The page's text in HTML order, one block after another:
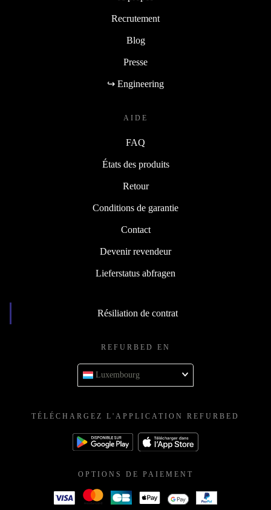
Recrutement
Blog
Presse
↪ Engineering
AIDE
FAQ
États des produits
Retour
Conditions de garantie
Contact
Devenir revendeur
Lieferstatus abfragen
Résiliation de contrat
REFURBED EN
Luxembourg
TÉLÉCHARGEZ L'APPLICATION REFURBED
OPTIONS DE PAIEMENT